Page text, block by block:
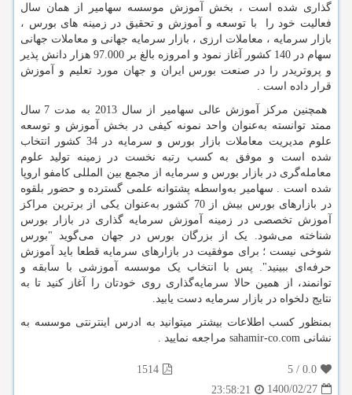
گذاری شده است ، بخش آموزش موسسه سهامیر از همان سال
فعالیت خود را با توسعه و آموزش و تحقیق در زمینه های بورس ،
بازار سرمایه ، معاملات ارزی ، بازار سرمایه جهانی و معاملات جهانی
سهام در 140 کشور آغاز نمود و امروزه بالغ بر 97.000 هزار دانش پذیر
و پروتریدر را در صنعت بورس ایران و جهان مورد تعلیم و آموزش
قرار داده است .
همچنین مرکز آموزش عالی سهامیر از سال 2013 به مدت 7 سال
ممتد توانسته به‌عنوان واحد نمونه کیفی در بخش آموزش و توسعه
علوم مدیریت معاملات بازار بورس و سرمایه در 34 کشور انتخاب
شده است و موفق به کسب رتبه نخست در زمینه تولید علوم
معامله‌گری در بازار بورس و سرمایه از مجمع بین المللی کامفو اروپا
شده است . سهامیر به‌واسطه پشتوانه علمی گسترده و حضور بلقوه
در بازارهای بورس بیش از 70 کشور به‌عنوان یکی از برترین مراکز
آموزش تخصصی در زمینه آموزش سرمایه گذاری در بازار بورس
شناخته می‌شود. یک از بزرگان بورس در جهان می‌گوید "بورس
شوخی نیست ؛ برای موفقیت در بازارهای سرمایه قطعا باید آموزش
حرفه‌ای ببینید". پس با انتخاب یک موسسه آموزشی با سابقه و
توانمند، از همین حالا سرمایه‌گذاری روی خودتان را آغاز کنید تا به
نتایج دلخواه در بازار سرمایه دست یابید.
بمنظور کسب اطلاعات بیشتر میتوانید به ادرس اینترنتی موسسه به
نشانی sahamir-co.com مراجعه نمایید .
0.0
/
5
1514
1400/02/27
23:58:21